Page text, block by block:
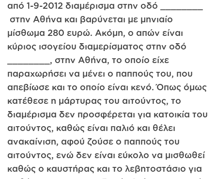
από 1-9-2012 διαμέρισμα στην οδό ________
στην Αθήνα και βαρύνεται με μηνιαίο
μίσθωμα 280 ευρώ. Ακόμη, ο απών είναι
κύριος ισογείου διαμερίσματος στην οδό
________, στην Αθήνα, το οποίο είχε
παραχωρήσει να μένει ο παππούς του, που
απεβίωσε και το οποίο είναι κενό. Όπως όμως
κατέθεσε η μάρτυρας του αιτούντος, το
διαμέρισμα δεν προσφέρεται για κατοικία του
αιτούντος, καθώς είναι παλιό και θέλει
ανακαίνιση, αφού ζούσε ο παππούς του
αιτούντος, ενώ δεν είναι εύκολο να μισθωθεί
καθώς ο καυστήρας και το λεβητοστάσιο για